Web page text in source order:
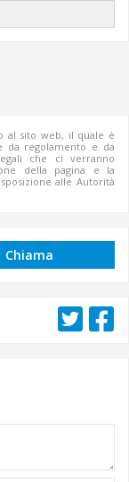
al sito web, il quale è
da regolamento e da
che ci verranno
della pagina e la
alle Autorità
Chiama